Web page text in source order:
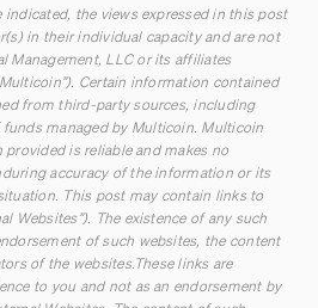
indicated, the views expressed in this post
in their individual capacity and are not
Management, LLC or its affiliates
Certain information contained
from third-party sources, including
managed by Multicoin. Multicoin
is reliable and makes no
accuracy of the information or its
This post may contain links to
Websites”). The existence of any such
of such websites, the content
of the websites.These links are
to you and not as an endorsement by